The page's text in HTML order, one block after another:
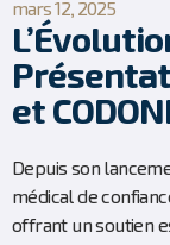
mars 12, 2025
et
Depuis son
médical de
offrant un soutien